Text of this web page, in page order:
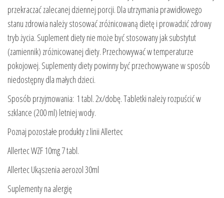
przekraczać zalecanej dziennej porcji. Dla utrzymania prawidłowego
stanu zdrowia należy stosować zróżnicowaną dietę i prowadzić zdrowy
tryb życia. Suplement diety nie może być stosowany jak substytut
(zamiennik) zróżnicowanej diety. Przechowywać w temperaturze
pokojowej. Suplementy diety powinny być przechowywane w sposób
niedostępny dla małych dzieci.
Sposób przyjmowania: 1 tabl. 2x/dobę. Tabletki należy rozpuścić w
szklance (200 ml) letniej wody.
Poznaj pozostałe produkty z linii Allertec
Allertec WZF 10mg 7 tabl.
Allertec Ukąszenia aerozol 30ml
Suplementy na alergię